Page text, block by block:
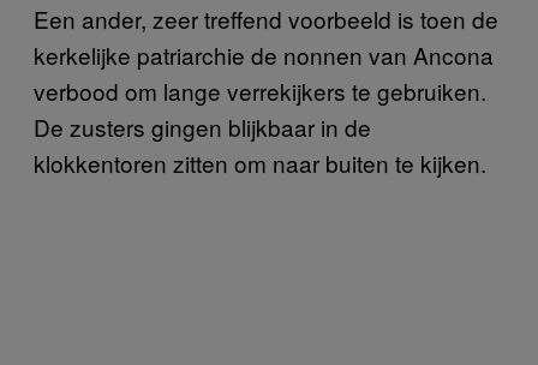
Een ander, zeer treffend voorbeeld is toen de
kerkelijke patriarchie de nonnen van Ancona
verbood om lange verrekijkers te gebruiken.
De zusters gingen blijkbaar in de
klokkentoren zitten om naar buiten te kijken.